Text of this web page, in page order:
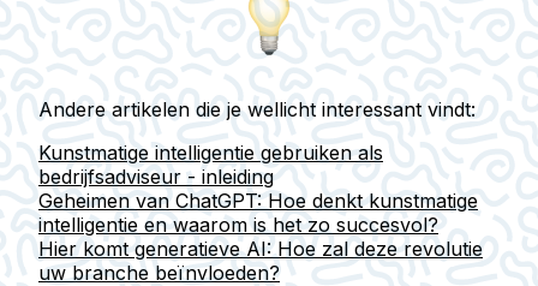
Andere artikelen die je wellicht interessant vindt:
Kunstmatige intelligentie gebruiken als
bedrijfsadviseur - inleiding
Geheimen van ChatGPT: Hoe denkt kunstmatige
intelligentie en waarom is het zo succesvol?
Hier komt generatieve AI: Hoe zal deze revolutie
uw branche beïnvloeden?